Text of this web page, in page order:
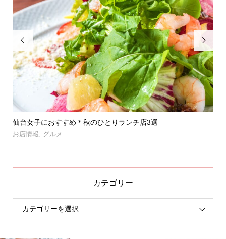

仙台女子におすすめ＊秋のひとりランチ店3選
お店情報 グルメ

カテゴリー